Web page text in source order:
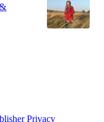
Privacy